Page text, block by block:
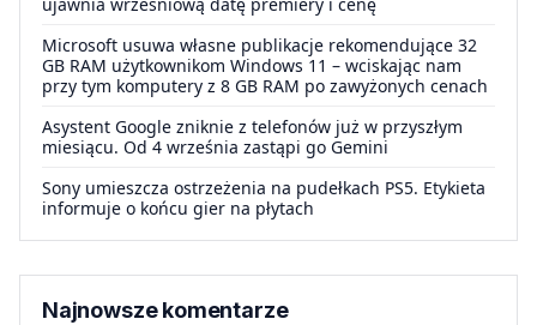
Microsoft usuwa własne publikacje rekomendujące 32
GB RAM użytkownikom Windows 11 – wciskając nam
przy tym komputery z 8 GB RAM po zawyżonych cenach
Asystent Google zniknie z telefonów już w przyszłym
miesiącu. Od 4 września zastąpi go Gemini
Sony umieszcza ostrzeżenia na pudełkach PS5. Etykieta
informuje o końcu gier na płytach
Najnowsze komentarze